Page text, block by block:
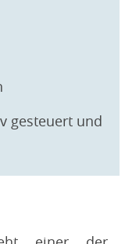
gesteuert und